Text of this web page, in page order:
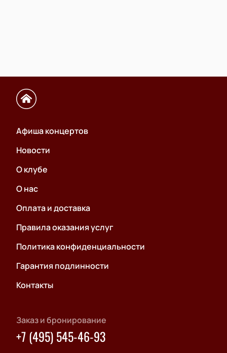
Афиша концертов
Новости
О клубе
О нас
Оплата и доставка
Правила оказания услуг
Политика конфиденциальности
Гарантия подлинности
Контакты
Заказ и бронирование
+7 (495) 545-46-93